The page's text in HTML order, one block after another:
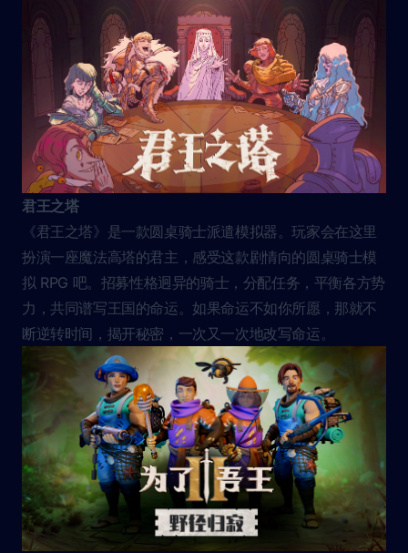
君王之塔
《君王之塔》是一款圆桌骑士派遣模拟器。玩家会在这里
扮演一座魔法高塔的君主，感受这款剧情向的圆桌骑士模
拟 RPG 吧。招募性格迥异的骑士，分配任务，平衡各方势
力，共同谱写王国的命运。如果命运不如你所愿，那就不
断逆转时间，揭开秘密，一次又一次地改写命运。